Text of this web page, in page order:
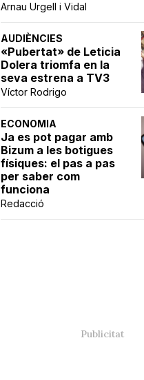
Arnau Urgell i Vidal
AUDIÈNCIES
«Pubertat» de Leticia
Dolera triomfa en la
seva estrena a TV3
Víctor Rodrigo
ECONOMIA
Ja es pot pagar amb
Bizum a les botigues
físiques: el pas a pas
per saber com
funciona
Redacció